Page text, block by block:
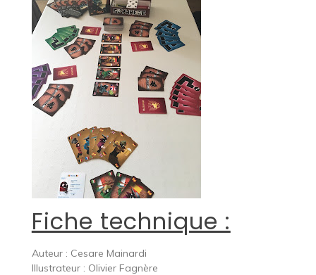
Fiche technique :
Auteur : Cesare Mainardi
Illustrateur : Olivier Fagnère